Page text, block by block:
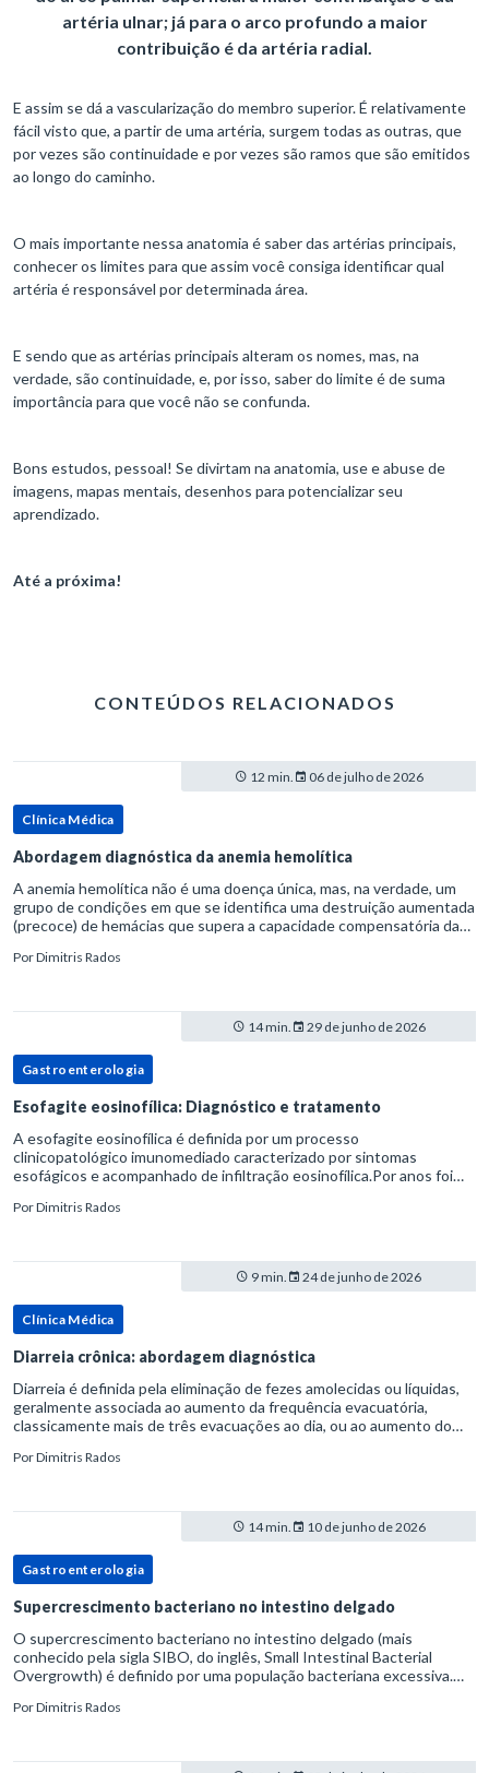
artéria ulnar; já para o arco profundo a maior
contribuição é da artéria radial.
E assim se dá a vascularização do membro superior. É relativamente
fácil visto que, a partir de uma artéria, surgem todas as outras, que
por vezes são continuidade e por vezes são ramos que são emitidos
ao longo do caminho.
O mais importante nessa anatomia é saber das artérias principais,
conhecer os limites para que assim você consiga identificar qual
artéria é responsável por determinada área.
E sendo que as artérias principais alteram os nomes, mas, na
verdade, são continuidade, e, por isso, saber do limite é de suma
importância para que você não se confunda.
Bons estudos, pessoal! Se divirtam na anatomia, use e abuse de
imagens, mapas mentais, desenhos para potencializar seu
aprendizado.
Até a próxima!
CONTEÚDOS RELACIONADOS
12 min. 06 de julho de 2026
Clínica Médica
Abordagem diagnóstica da anemia hemolítica
A anemia hemolítica não é uma doença única, mas, na verdade, um
grupo de condições em que se identifica uma destruição aumentada
(precoce) de hemácias que supera a capacidade compensatória da
PorDimitris Rados
14 min. 29 de junho de 2026
Gastroenterologia
Esofagite eosinofílica: Diagnóstico e tratamento
A esofagite eosinofílica é definida por um processo
clinicopatológico imunomediado caracterizado por sintomas
esofágicos e acompanhado de infiltração eosinofílica.Por anos foi
refluxo gastr
PorDimitris Rados
9 min. 24 de junho de 2026
Clínica Médica
Diarreia crônica: abordagem diagnóstica
Diarreia é definida pela eliminação de fezes amolecidas ou líquidas,
geralmente associada ao aumento da frequência evacuatória,
classicamente mais de três evacuações ao dia, ou ao aumento do
PorDimitris Rados
14 min. 10 de junho de 2026
Gastroenterologia
Supercrescimento bacteriano no intestino delgado
O supercrescimento bacteriano no intestino delgado (mais
conhecido pela sigla SIBO, do inglês, Small Intestinal Bacterial
Overgrowth) é definido por uma população bacteriana excessiva.
PorDimitris Rados